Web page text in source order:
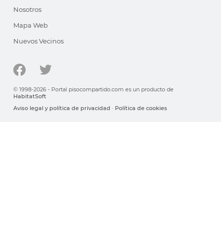
Nosotros
Mapa Web
Nuevos Vecinos
© 1998-2026 - Portal pisocompartido.com es un producto de
HabitatSoft
Aviso legal y política de privacidad · Política de cookies